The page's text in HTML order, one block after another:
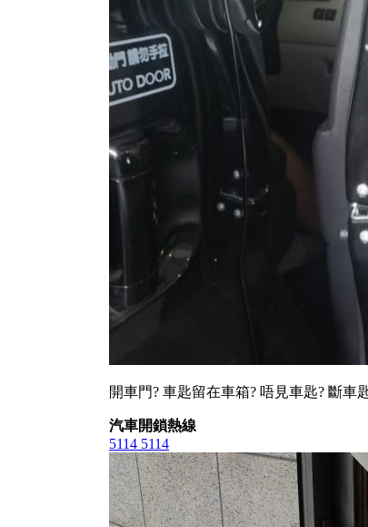
開車門? 車匙留在車箱? 唔見車匙? 斷車
汽車開鎖熱線
5114 5114